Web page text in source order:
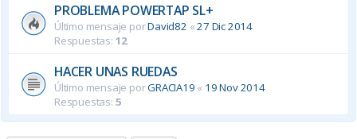
PROBLEMA POWERTAP SL+
Último mensaje porDavid82 «27 Dic 2014
Respuestas: 12
HACER UNAS RUEDAS
Último mensaje porGRACIA19 « 19 Nov 2014
Respuestas: 5